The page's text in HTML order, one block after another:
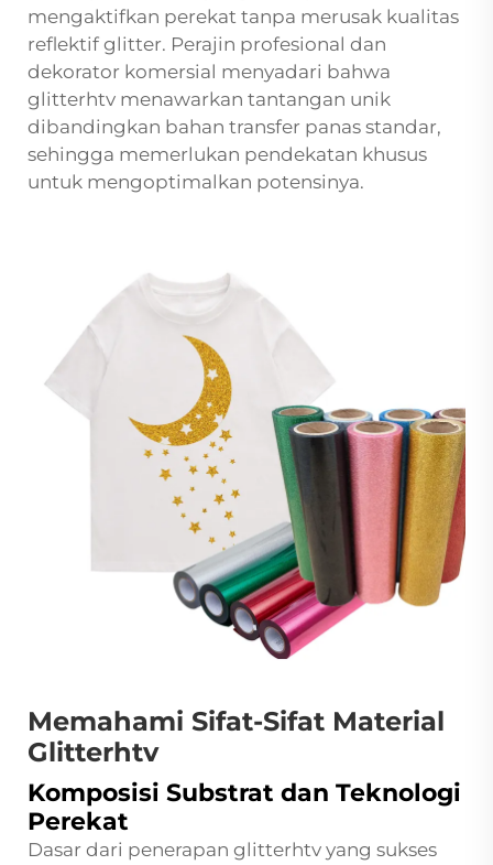
mengaktifkan perekat tanpa merusak kualitas
reflektif glitter. Perajin profesional dan
dekorator komersial menyadari bahwa
glitterhtv menawarkan tantangan unik
dibandingkan bahan transfer panas standar,
sehingga memerlukan pendekatan khusus
untuk mengoptimalkan potensinya.
Memahami Sifat-Sifat Material
Glitterhtv
Komposisi Substrat dan Teknologi
Perekat
Dasar dari penerapan glitterhtv yang sukses